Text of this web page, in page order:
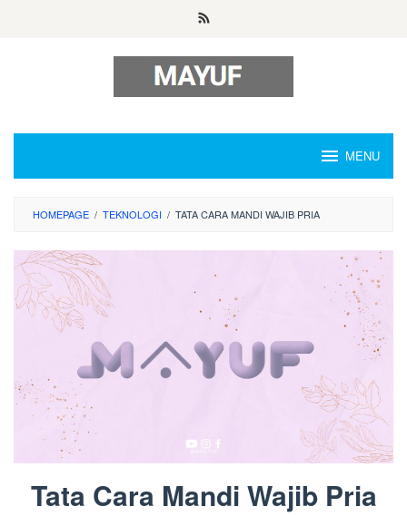
MENU
HOMEPAGE / TEKNOLOGI / TATA CARA MANDI WAJIB PRIA
Tata Cara Mandi Wajib Pria